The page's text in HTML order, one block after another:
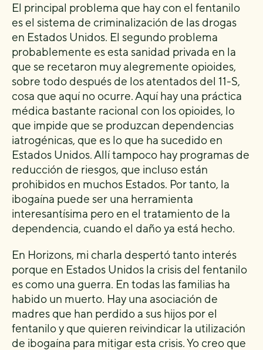
El principal problema que hay con el fentanilo
es el sistema de criminalización de las drogas
en Estados Unidos. El segundo problema
probablemente es esta sanidad privada en la
que se recetaron muy alegremente opioides,
sobre todo después de los atentados del 11-S,
cosa que aquí no ocurre. Aquí hay una práctica
médica bastante racional con los opioides, lo
que impide que se produzcan dependencias
iatrogénicas, que es lo que ha sucedido en
Estados Unidos. Allí tampoco hay programas de
reducción de riesgos, que incluso están
prohibidos en muchos Estados. Por tanto, la
ibogaína puede ser una herramienta
interesantísima pero en el tratamiento de la
dependencia, cuando el daño ya está hecho.
En Horizons, mi charla despertó tanto interés
porque en Estados Unidos la crisis del fentanilo
es como una guerra. En todas las familias ha
habido un muerto. Hay una asociación de
madres que han perdido a sus hijos por el
fentanilo y que quieren reivindicar la utilización
de ibogaína para mitigar esta crisis. Yo creo que